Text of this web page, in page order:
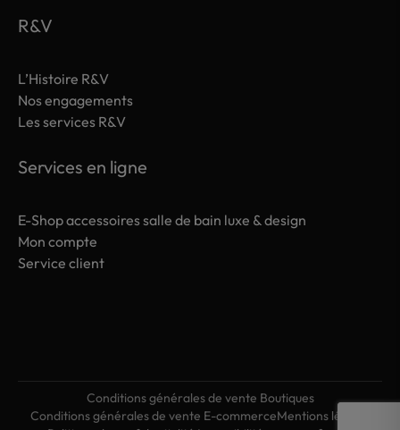
R&V
L’Histoire R&V
Nos engagements
Les services R&V
Services en ligne
E-Shop accessoires salle de bain luxe & design
Mon compte
Service client
Conditions générales de vente Boutiques
Conditions générales de vente E-commerceMentions légales